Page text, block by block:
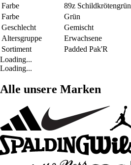
Farbe
89z Schildkrötengrün
Farbe
Grün
Geschlecht
Gemischt
Altersgruppe
Erwachsene
Sortiment
Padded Pak'R
Loading...
Loading...
Alle unsere Marken